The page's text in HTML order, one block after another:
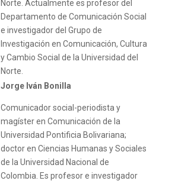
Norte. Actualmente es profesor del
Departamento de Comunicación Social
e investigador del Grupo de
Investigación en Comunicación, Cultura
y Cambio Social de la Universidad del
Norte.
Jorge Iván Bonilla
Comunicador social-periodista y
magíster en Comunicación de la
Universidad Pontificia Bolivariana;
doctor en Ciencias Humanas y Sociales
de la Universidad Nacional de
Colombia. Es profesor e investigador